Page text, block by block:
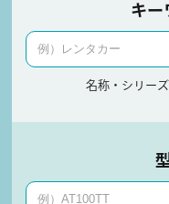
キー
名称・シリー